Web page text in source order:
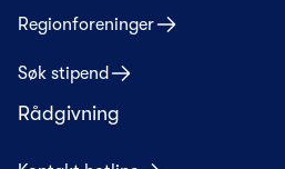
Regionforeninger
Søk stipend
Rådgivning